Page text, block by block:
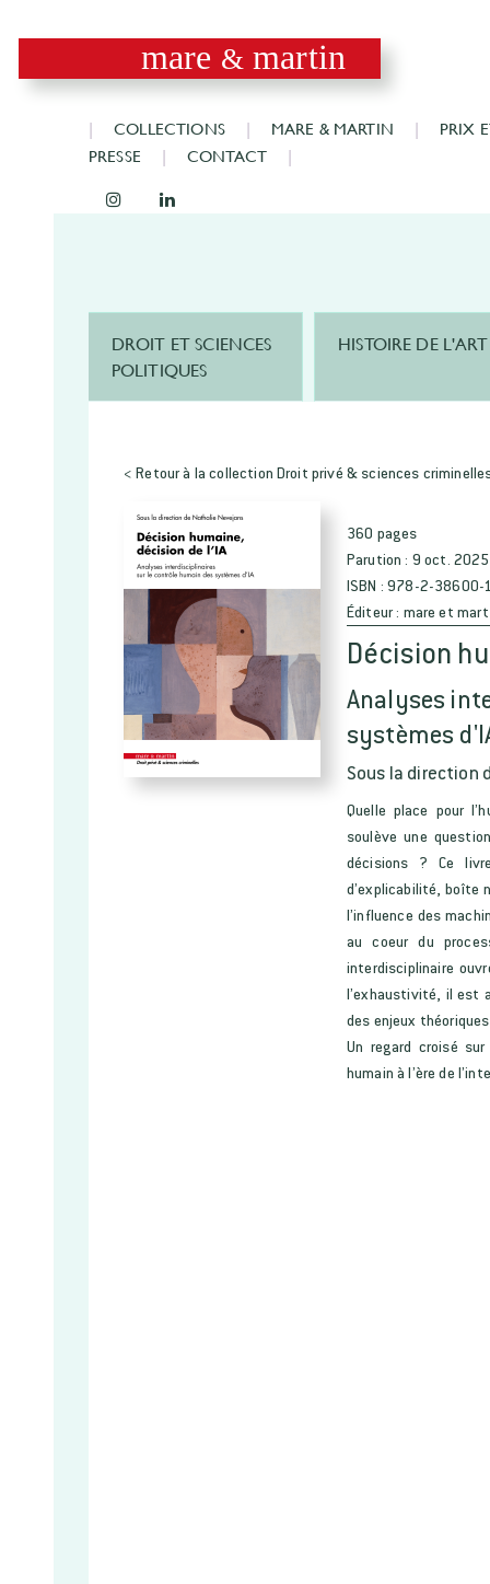
mare & martin
COLLECTIONS MARE & MARTIN
PRIX
PRESSE
CONTACT
DROIT ET SCIENCES
POLITIQUES
HISTOIRE DE L'ART
< Retour à la collection Droit privé & sciences
360 pages
Parution : 9 oct. 2025
ISBN : 978-2-38600-
Éditeur : mare et
Décision
Analyses
systèmes
Sous la direction
Quelle place pour
soulève une
décisions ? Ce
d’explicabilité, boîte
l’influence des
au coeur du
interdisciplinaire
l’exhaustivité, il est
des enjeux
Un regard croisé
humain à l’ère de